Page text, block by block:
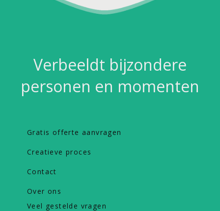
Verbeeldt bijzondere
personen en momenten
Gratis offerte aanvragen
Creatieve proces
Contact
Over ons
Veel gestelde vragen